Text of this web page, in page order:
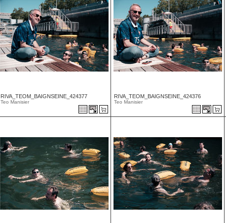
RIVA_TEOM_BAIGNSEINE_424377
Teo Manisier
RIVA_TEOM_BAIGNSEINE_424376
Teo Manisier